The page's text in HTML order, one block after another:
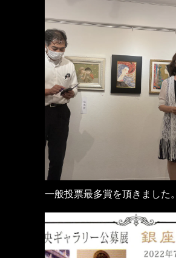
一般投票最多賞を頂きました。